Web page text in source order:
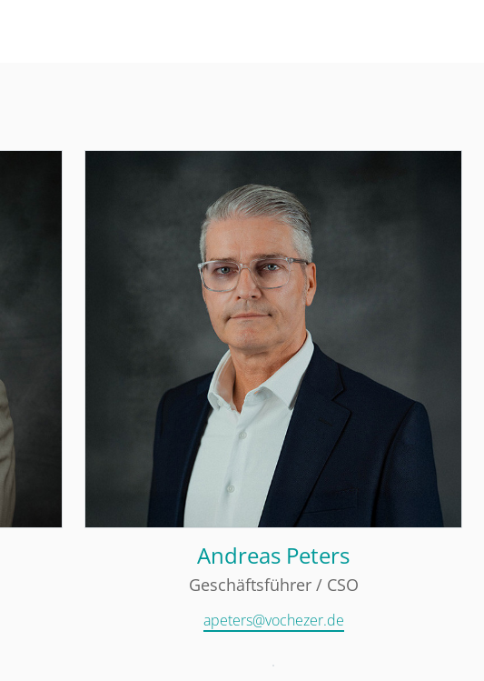
Andreas Peters
Geschäftsführer / CSO
apeters@vochezer.de